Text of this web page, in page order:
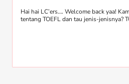
Hai hai LC’ers…. Welcome back yaa!
tentang TOEFL dan tau jenis-jenisnya?